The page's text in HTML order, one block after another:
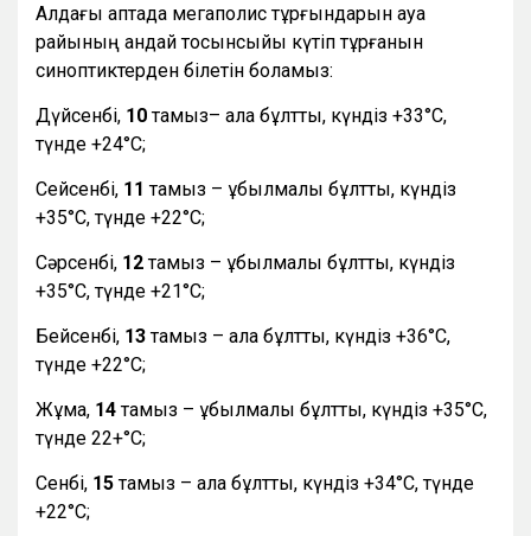
Алдағы аптада мегаполис тұрғындарын ауа
райының қандай тосынсыйы күтіп тұрғанын
синоптиктерден білетін боламыз:
Дүйсенбі, 10тамыз– ала бұлтты, күндіз +33°С,
түнде +24°С;
Сейсенбі, 11тамыз – құбылмалы бұлтты, күндіз
+35°С, түнде +22°С;
Сәрсенбі, 12тамыз – құбылмалы бұлтты, күндіз
+35°С, түнде +21°С;
Бейсенбі, 13тамыз – ала бұлтты, күндіз +36°С,
түнде +22°С;
Жұма, 14тамыз – құбылмалы бұлтты, күндіз +35°С,
түнде 22+°С;
Сенбі, 15тамыз – ала бұлтты, күндіз +34°С, түнде
+22°С;